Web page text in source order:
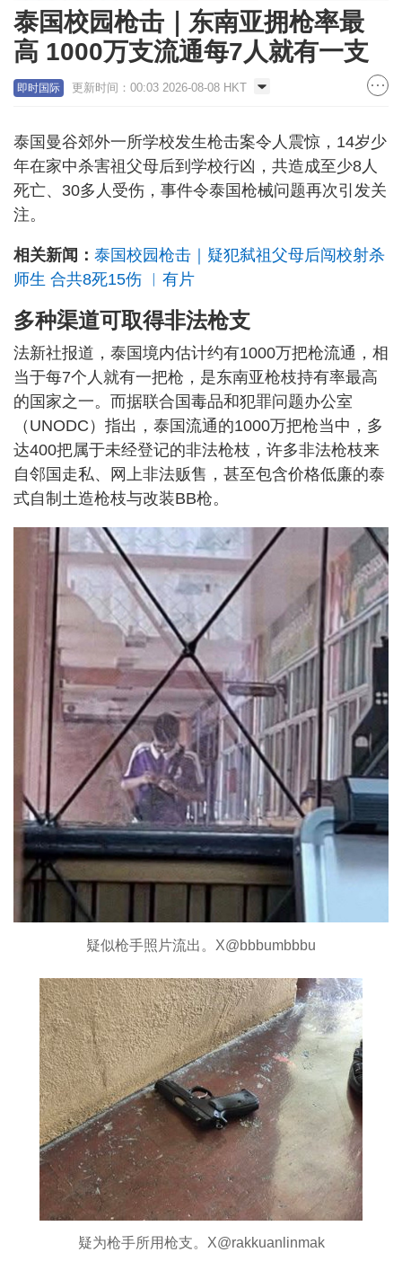
泰国校园枪击｜东南亚拥枪率最
高 1000万支流通每7人就有一支
即时国际 更新时间：00:03 2026-08-08 HKT
泰国曼谷郊外一所学校发生枪击案令人震惊，14岁少
年在家中杀害祖父母后到学校行凶，共造成至少8人
死亡、30多人受伤，事件令泰国枪械问题再次引发关
注。
相关新闻： 泰国校园枪击｜疑犯弑祖父母后闯校射杀
师生 合共8死15伤 ︱有片
多种渠道可取得非法枪支
法新社报道，泰国境内估计约有1000万把枪流通，相
当于每7个人就有一把枪，是东南亚枪枝持有率最高
的国家之一。而据联合国毒品和犯罪问题办公室
（UNODC）指出，泰国流通的1000万把枪当中，多
达400把属于未经登记的非法枪枝，许多非法枪枝来
自邻国走私、网上非法贩售，甚至包含价格低廉的泰
式自制土造枪枝与改装BB枪。
疑似枪手照片流出。X@bbbumbbbu
疑为枪手所用枪支。X@rakkuanlinmak